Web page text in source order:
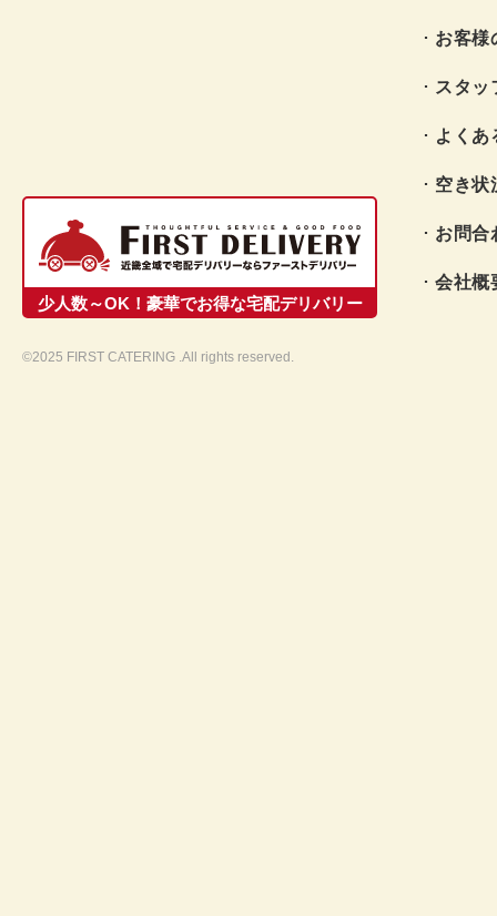
少人数～OK！豪華でお得な宅配デリバリー
©2025 FIRST CATERING .All rights reserved.
お客様
スタッ
よくあ
空き状
お問合
会社概